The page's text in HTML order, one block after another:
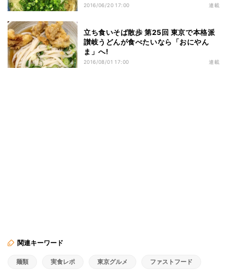
2016/06/20 17:00 連載
立ち食いそば散歩 第25回 東京で本格派
讃岐うどんが食べたいなら「おにやん
ま」へ!
2016/08/01 17:00 連載
関連キーワード
麺類 実食レポ 東京グルメ ファストフード